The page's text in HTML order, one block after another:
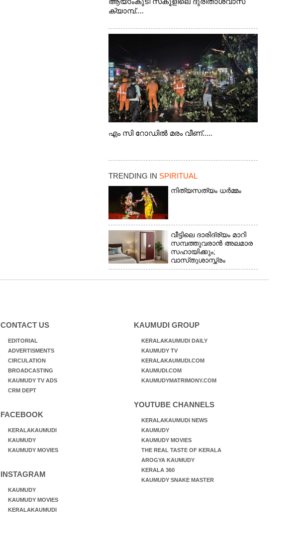
ക്യാമ്പ്....
എം സി റോഡിൽ മരം വീണ്.....
TRENDING IN SPIRITUAL
നിത്യസത്യം ധർമ്മം
വീട്ടിലെ ദാരിദ്ര്യം മാറി
സമ്പത്തുവരാൻ അലമാര
സഹായിക്കും;
വാസ്‌തുശാസ്ത്രം
പറയുന്നത് അനുസരിക്കാം
CONTACT US
EDITORIAL
ADVERTISMENTS
CIRCULATION
BROADCASTING
KAUMUDY TV ADS
CRM DEPT
FACEBOOK
KERALAKAUMUDI
KAUMUDY
KAUMUDY MOVIES
INSTAGRAM
KAUMUDY
KAUMUDY MOVIES
KERALAKAUMUDI
KAUMUDI GROUP
KERALAKAUMUDI DAILY
KAUMUDY TV
KERALAKAUMUDI.COM
KAUMUDI.COM
KAUMUDYMATRIMONY.COM
YOUTUBE CHANNELS
KERALAKAUMUDI NEWS
KAUMUDY
KAUMUDY MOVIES
THE REAL TASTE OF KERALA
AROGYA KAUMUDY
KERALA 360
KAUMUDY SNAKE MASTER